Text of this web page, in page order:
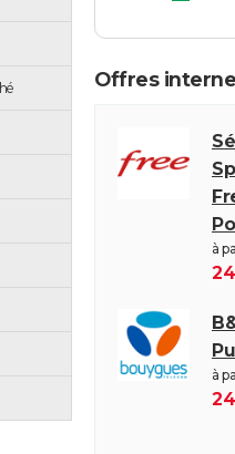
Offres
à
à